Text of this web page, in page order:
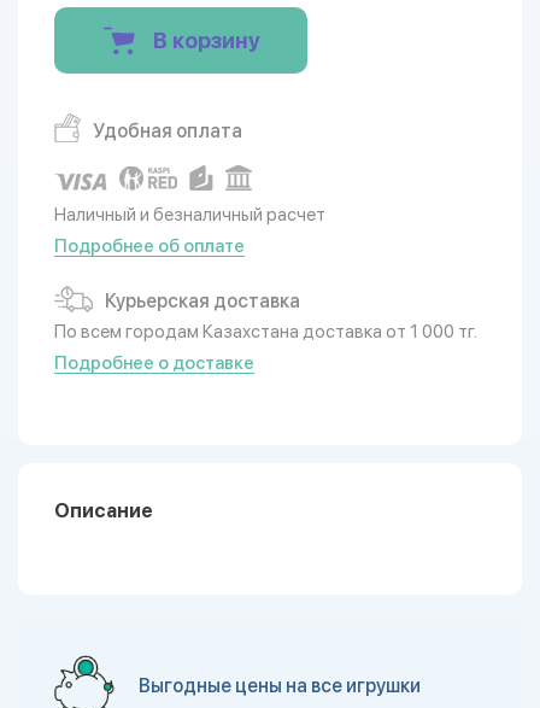
В корзину
Удобная оплата
Наличный и безналичный расчет
Подробнее об оплате
Курьерская доставка
По всем городам Казахстана доставка от 1 000 тг.
Подробнее о доставке
Описание
Выгодные цены на все игрушки